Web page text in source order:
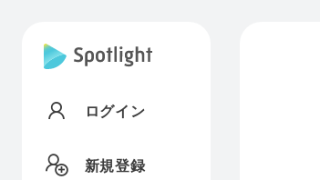
ログイン
新規登録